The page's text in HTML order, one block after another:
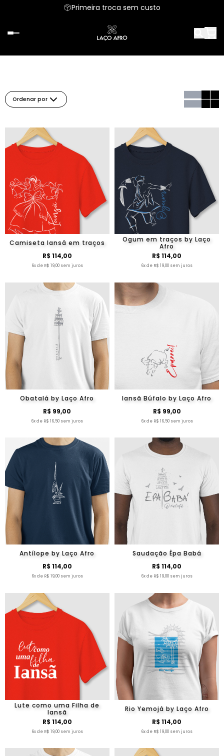
Primeira troca sem custo
Ordenar por
Camiseta Iansã em traços
R$ 114,00
6x de R$ 19,00 sem juros
Ogum em traços by Laço
Afro
R$ 114,00
6x de R$ 19,00 sem juros
Obatalá by Laço Afro
R$ 99,00
6x de R$ 16,50 sem juros
Iansã Búfalo by Laço Afro
R$ 99,00
6x de R$ 16,50 sem juros
Antílope by Laço Afro
R$ 114,00
6x de R$ 19,00 sem juros
Saudação Êpa Babá
R$ 114,00
6x de R$ 19,00 sem juros
Lute como uma Filha de
Iansã
R$ 114,00
6x de R$ 19,00 sem juros
Rio Yemojá by Laço Afro
R$ 114,00
6x de R$ 19,00 sem juros